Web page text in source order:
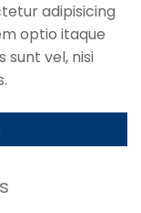
adipisicing
optio itaque
vel, nisi